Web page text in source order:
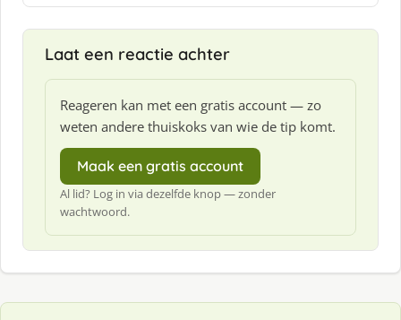
:
Laat een reactie achter
Reageren kan met een gratis account — zo
weten andere thuiskoks van wie de tip komt.
Maak een gratis account
Al lid? Log in via dezelfde knop — zonder
wachtwoord.